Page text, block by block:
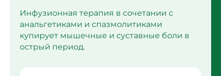
Инфузионная терапия в сочетании с
анальгетиками и спазмолитиками
купирует мышечные и суставные боли в
острый период.